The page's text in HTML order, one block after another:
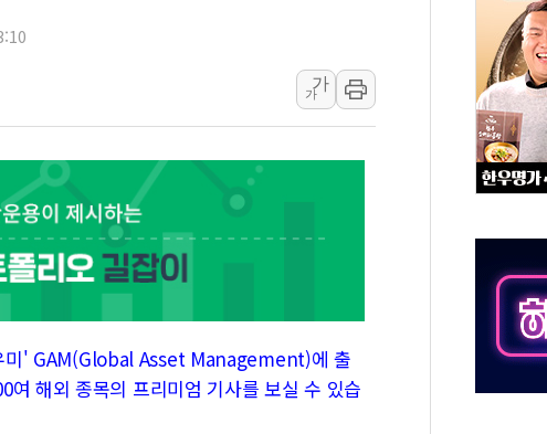
폐기물 수거하다 참변…60대 환경미화원 수거차에
서울 중랑구 주택가서 흉기 난동…60대 남성 2명 숨
李대통령 "결혼 때문에 손해 보는 일 없게"…'결혼
여수 오동도 인근 해상서 모터보트 전복…1명 사망
추미애, '위안부' 피해자 기림의 날 참석..."국제적
인천 선재도 갯벌서 해루질 중 실종 60대 나흘만에
인천서 말다툼 중 어머니 흉기 살해 10대 아들 체포
'화합' 꺼낸 김민석에 '뻔뻔' 받아친 정청래…제주
李대통령, ISA 개편 재검토 지시…與 "적극 환영"·
가
가
미' GAM(Global Asset Management)에 출
해외 종목의 프리미엄 기사를 보실 수 있습